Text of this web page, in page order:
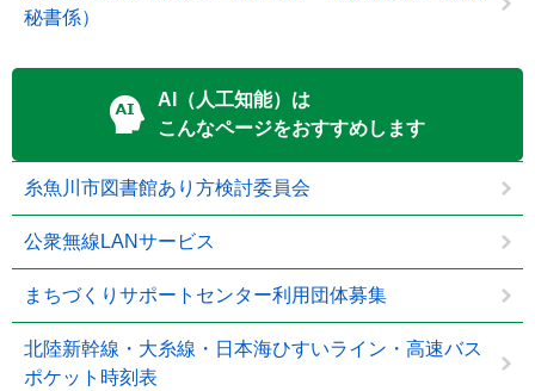
秘書係）
AI（人工知能）は
こんなページをおすすめします
糸魚川市図書館あり方検討委員会
公衆無線LANサービス
まちづくりサポートセンター利用団体募集
北陸新幹線・大糸線・日本海ひすいライン・高速バス
ポケット時刻表